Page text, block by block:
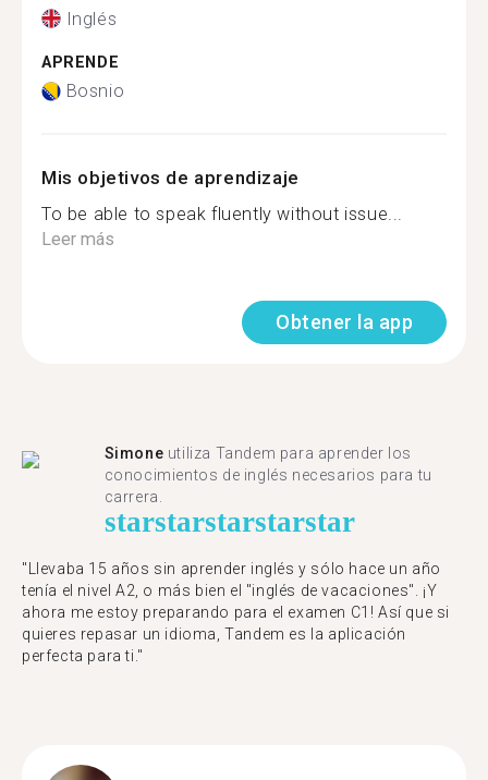
Inglés
APRENDE
Bosnio
Mis objetivos de aprendizaje
To be able to speak fluently without issue...
Leer más
Obtener la app
Simone utiliza Tandem para aprender los
conocimientos de inglés necesarios para tu
carrera.
starstarstarstarstar
"Llevaba 15 años sin aprender inglés y sólo hace un año
tenía el nivel A2, o más bien el "inglés de vacaciones". ¡Y
ahora me estoy preparando para el examen C1! Así que si
quieres repasar un idioma, Tandem es la aplicación
perfecta para ti."